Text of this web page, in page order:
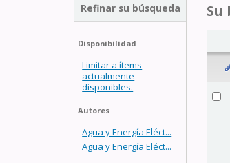
Refinar su búsqueda
Disponibilidad
Limitar a ítems
actualmente
disponibles.
Autores
Agua y Energía Eléct...
Agua y Energía Eléct...
Su